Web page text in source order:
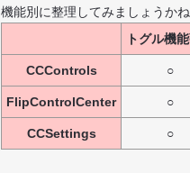
機能別に整理してみましょうかね
トグル機
CCControls ○
FlipControlCenter ○
CCSettings ○